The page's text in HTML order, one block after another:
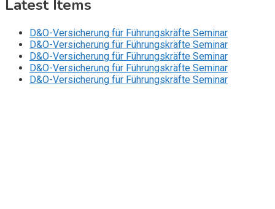
Latest Items
D&O-Versicherung für Führungskräfte Seminar
D&O-Versicherung für Führungskräfte Seminar
D&O-Versicherung für Führungskräfte Seminar
D&O-Versicherung für Führungskräfte Seminar
D&O-Versicherung für Führungskräfte Seminar